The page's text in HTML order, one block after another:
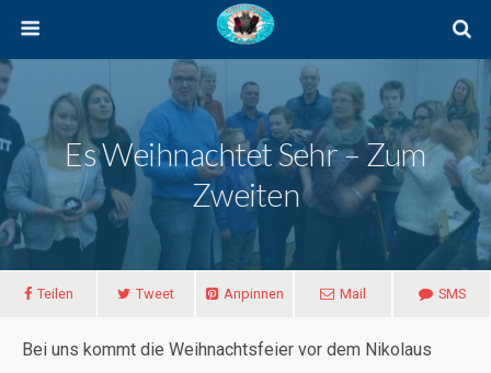
Es Weihnachtet Sehr – Zum
Zweiten
Teilen Tweet Anpinnen Mail SMS
Bei uns kommt die Weihnachtsfeier vor dem Nikolaus